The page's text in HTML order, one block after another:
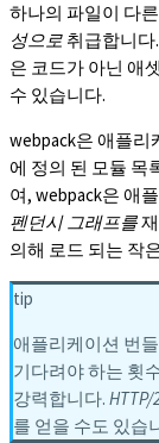
하나의 파일이 다
성으로 취급합니다
은 코드가 아닌 애
수 있습니다.
webpack은 애플리
에 정의 된 모듈 목
여, webpack은 애
펜던시 그래프를
의해 로드 되는 작
tip
애플리케이션 번
기다려야 하는 횟
강력합니다. HTTP/
를 얻을 수도 있습